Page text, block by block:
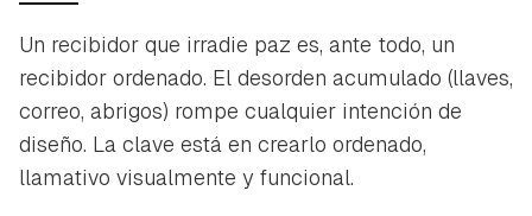
Un recibidor que irradie paz es, ante todo, un
recibidor ordenado. El desorden acumulado (llaves,
correo, abrigos) rompe cualquier intención de
diseño. La clave está en crearlo ordenado,
llamativo visualmente y funcional.